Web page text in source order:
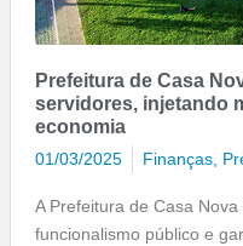
Prefeitura de Casa
servidores, injetando
economia
01/03/2025 Finanças,
A Prefeitura de Casa
funcionalismo público e